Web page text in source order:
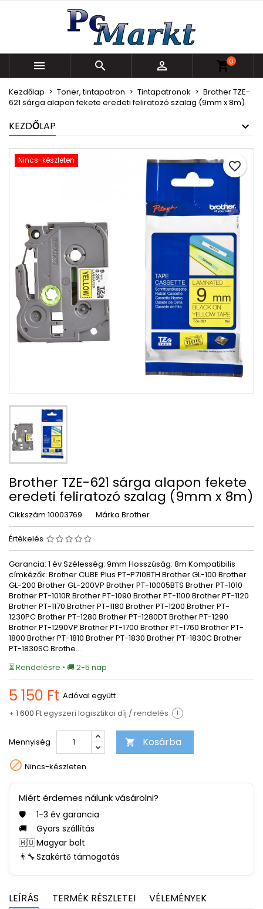
   shopping_cart0
Kezdőlap Toner, tintapatron Tintapatronok
Brother TZE-
621 sárga alapon fekete eredeti feliratozó szalag (9mm x 8m)
KEZDŐLAP
Nincs-készleten
Brother TZE-621 sárga alapon fekete
eredeti feliratozó szalag (9mm x 8m)
Cikkszám 10003769 Márka Brother
Értékelés
Garancia: 1 év Szélesség: 9mm Hosszúság: 8m Kompatibilis
címkézők: Brother CUBE Plus PT-P710BTH Brother GL-100 Brother
GL-200 Brother GL-200VP Brother PT-10005BTS Brother PT-1010
Brother PT-1010R Brother PT-1090 Brother PT-1100 Brother PT-1120
Brother PT-1170 Brother PT-1180 Brother PT-1200 Brother PT-
1230PC Brother PT-1280 Brother PT-1280DT Brother PT-1290
Brother PT-1290VP Brother PT-1700 Brother PT-1760 Brother PT-
1800 Brother PT-1810 Brother PT-1830 Brother PT-1830C Brother
PT-1830SC Brothe…
⏳ Rendelésre • 🚚 2-5 nap
5 150 Ft Adóval együtt
+ 1 600 Ftegyszeri logisztikai díj / rendelés i
Mennyiség  Kosárba
favorite_border
 Nincs-készleten
Miért érdemes nálunk vásárolni?
🛡️
1-3 év garancia
🚚
Gyors szállítás
🇭🇺Magyar bolt
👨‍🔧Szakértő támogatás
LEÍRÁS TERMÉK RÉSZLETEI VÉLEMÉNYEK
Kívánságlistáim
add_circle_outline Új lista létrehozása
Kívánságlista létrehozása
Kívánságlista neve
Bejelentkezés
Be kell jelentkezned a termékek kívánságlistába
történő mentéséhez.
Mégsem Bejelentkezés